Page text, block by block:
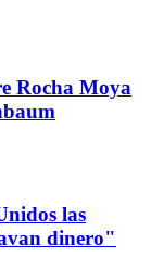
Rocha Moya
las
dinero"